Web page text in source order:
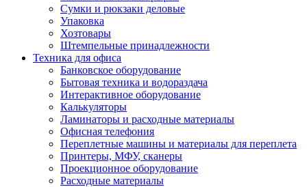
Сумки и рюкзаки деловые
Упаковка
Хозтовары
Штемпельные принадлежности
Техника для офиса
Банковское оборудование
Бытовая техника и водораздача
Интерактивное оборудование
Калькуляторы
Ламинаторы и расходные материалы
Офисная телефония
Переплетные машины и материалы для переплета
Принтеры, МФУ, сканеры
Проекционное оборудование
Расходные материалы